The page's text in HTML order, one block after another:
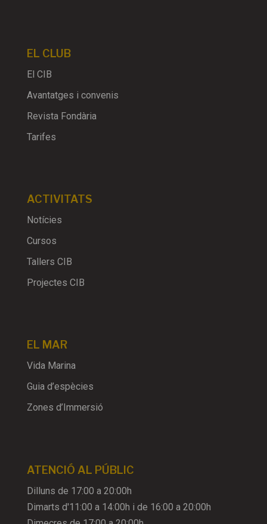
EL CLUB
El CIB
Avantatges i convenis
Revista Fondària
Tarifes
ACTIVITATS
Notícies
Cursos
Tallers CIB
Projectes CIB
EL MAR
Vida Marina
Guia d’espècies
Zones d’Immersió
ATENCIÓ AL PÚBLIC
Dilluns de 17:00 a 20:00h
Dimarts d'11:00 a 14:00h i de 16:00 a 20:00h